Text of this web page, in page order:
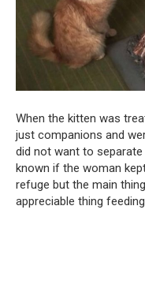
When the kitten was
just companions and
did not want to
known if the woman
refuge but the main
appreciable thing